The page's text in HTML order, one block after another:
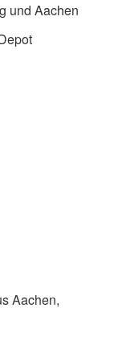
und Aachen
Aachen,